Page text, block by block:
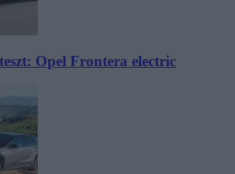
Opel Frontera electric